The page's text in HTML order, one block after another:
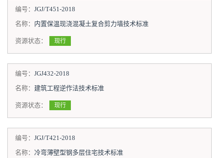
编号： JGJ/T451-2018
名称： 内置保温现浇混凝土复合剪力墙技术标准
资源状态： 现行
编号： JGJ432-2018
名称： 建筑工程逆作法技术标准
资源状态： 现行
编号： JGJ/T421-2018
名称： 冷弯薄壁型钢多层住宅技术标准